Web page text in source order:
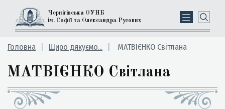
Чернігівська ОУНБ
ім. Софії та Олександра Русових
Головна Щиро дякуємо... МАТВІЄНКО Світлана
МАТВІЄНКО Світлана